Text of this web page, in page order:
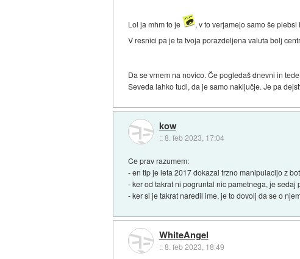
Lol ja mhm to je
, v to verjamejo samo še
V resnici pa je ta tvoja porazdeljena valuta bolj
Da se vrnem na novico. Če pogledaš dnevni in
Seveda lahko tudi, da je samo naključje. Je pa
kow
::8. feb 2023, 17:04
Ce prav razumem:
- en tip je leta 2017 dokazal trzno manipulacijo z
- ker od takrat ni pogruntal nic pametnega, je sedaj
- ker si je takrat naredil ime, je to dovolj da se o
WhiteAngel
::8. feb 2023, 18:49